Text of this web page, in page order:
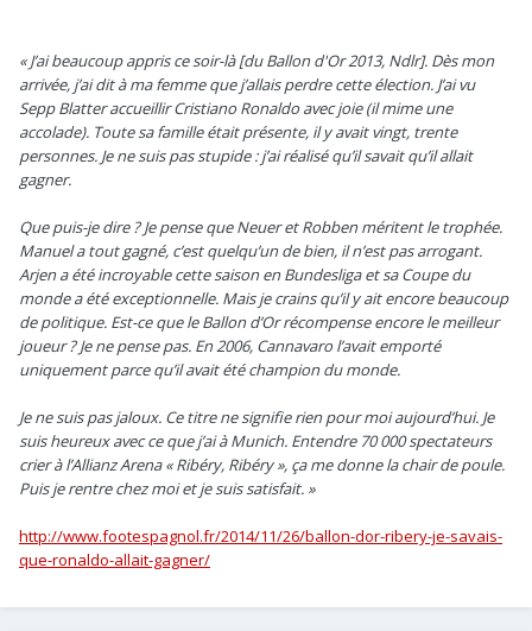
« J’ai beaucoup appris ce soir-là [du Ballon d'Or 2013, Ndlr]. Dès mon
arrivée, j’ai dit à ma femme que j’allais perdre cette élection. J’ai vu
Sepp Blatter accueillir Cristiano Ronaldo avec joie (il mime une
accolade). Toute sa famille était présente, il y avait vingt, trente
personnes. Je ne suis pas stupide : j’ai réalisé qu’il savait qu’il allait
gagner.
Que puis-je dire ? Je pense que Neuer et Robben méritent le trophée.
Manuel a tout gagné, c’est quelqu’un de bien, il n’est pas arrogant.
Arjen a été incroyable cette saison en Bundesliga et sa Coupe du
monde a été exceptionnelle. Mais je crains qu’il y ait encore beaucoup
de politique. Est-ce que le Ballon d’Or récompense encore le meilleur
joueur ? Je ne pense pas. En 2006, Cannavaro l’avait emporté
uniquement parce qu’il avait été champion du monde.
Je ne suis pas jaloux. Ce titre ne signifie rien pour moi aujourd’hui. Je
suis heureux avec ce que j’ai à Munich. Entendre 70 000 spectateurs
crier à l’Allianz Arena « Ribéry, Ribéry », ça me donne la chair de poule.
Puis je rentre chez moi et je suis satisfait. »
http://www.footespagnol.fr/2014/11/26/ballon-dor-ribery-je-savais-
que-ronaldo-allait-gagner/